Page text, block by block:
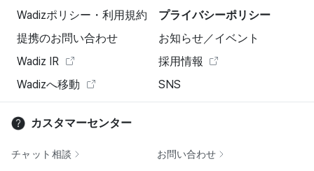
Wadizポリシー・利用規約
プライバシーポリシー
提携のお問い合わせ
お知らせ／イベント
Wadiz IR
採用情報
Wadizへ移動
SNS
カスタマーセンター
チャット相談 お問い合わせ